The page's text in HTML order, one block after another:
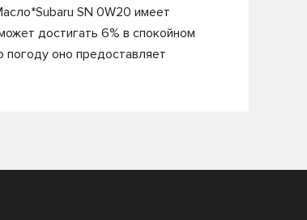
SN 0W20 имеет
достигать 6% в спокойном
оно предоставляет